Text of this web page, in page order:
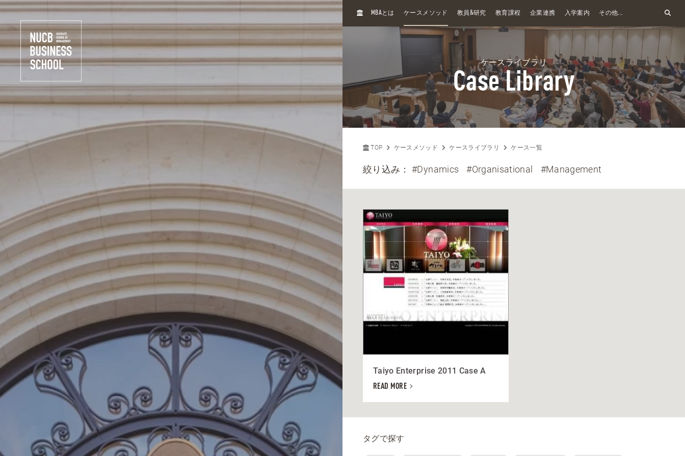
H
MBAとは ケースメソッド 教員&研究 教育課程 企業連携 入学案内 その他...
ケースライブラリ
Case Library
TOP ケースメソッド ケースライブラリ ケース一覧
絞り込み：#Dynamics #Organisational #Management
Taiyo Enterprise 2011 Case A
READ MORE
タグで探す